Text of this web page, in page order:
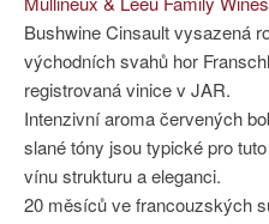
Bushwine Cinsault vysazená
východních svahů hor
registrovaná vinice v JAR.
Intenzivní aroma červených
slané tóny jsou typické pro
vínu strukturu a eleganci.
20 měsíců ve francouzských